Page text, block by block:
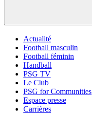
Actualité
Football masculin
Football féminin
Handball
PSG TV
Le Club
PSG for Communities
Espace presse
Carrières